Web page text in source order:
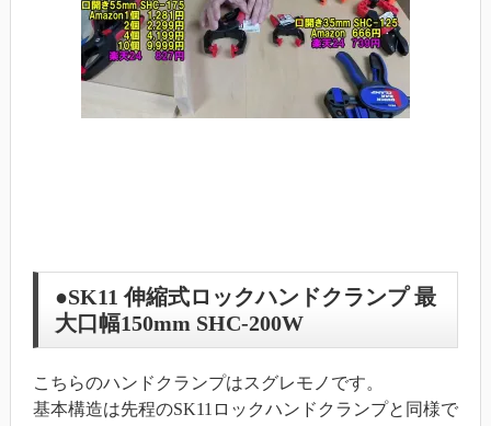
●SK11 伸縮式ロックハンドクランプ 最
大口幅150mm SHC-200W
こちらのハンドクランプはスグレモノです。
基本構造は先程のSK11ロックハンドクランプと同様で